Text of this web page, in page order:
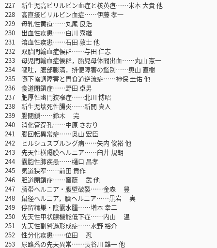
227 新生児高ビリルビン血症と核黄疸……米本 大貴 他
228 高直接ビリルビン血症……伊藤 孝一
229 母乳性黄疸……丸尾 良浩
230 出血性疾患……白川 嘉継
231 溶血性疾患……石田 敦士 他
232 双胎間輸血症候群……与田 仁志
233 母児間輸血症候群，胎児母体間出血……丸山 憲一
234 嘔吐，腹部膨満，排便障害の鑑別……奥山 直樹
235 嚥下協調障害と胃食道逆流症……神保 圭佑 他
236 食道閉鎖症……野田 卓男
237 肥厚性幽門狭窄症……北川 博昭
238 新生児壊死性腸炎……新開 真人
239 腸閉鎖……鈴木 完
240 消化管穿孔……中原 さおり
241 腸回転異常症……奥山 宏臣
242 ヒルシュスプルング病……矢内 俊裕 他
243 先天性横隔膜ヘルニア……臼井 規朗
244 囊胞性肺疾患……樋口 昌孝
245 気道狭窄……前田 貢作
246 胆道閉鎖症……齋藤 武 他
247 臍帯ヘルニア・腹壁破裂……金森 豊
248 鼠径ヘルニア，臍ヘルニア……黒岩 実
249 停留精巣・陰囊水腫……増本 幸二
250 先天性甲状腺機能低下症……内山 温
251 先天性副腎過形成症……水野 裕介
252 性分化疾患……位田 忍
253 尿路系の先天異常……長谷川 雄一 他